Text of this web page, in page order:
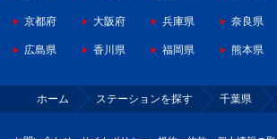
京都府 大阪府 兵庫県 奈良県
広島県 香川県 福岡県 熊本県
ホーム ステーションを探す 千葉県